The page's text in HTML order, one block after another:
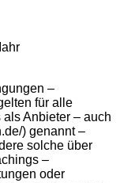
–
für alle
Anbieter – auch
) genannt –
solche über
–
oder